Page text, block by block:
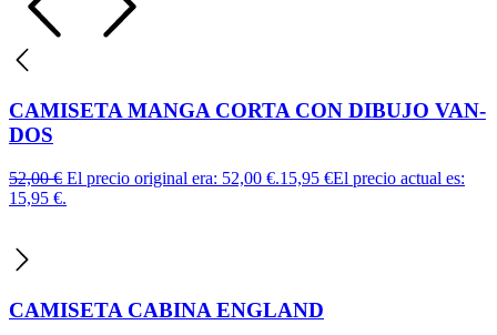
CAMISETA MANGA CORTA CON DIBUJO VAN-
DOS
52,00€ El precio original era: 52,00 €.15,95 €El precio actual es:
15,95 €.
CAMISETA CABINA ENGLAND